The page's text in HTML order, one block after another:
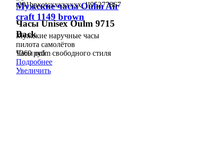
Мужские часы Oulm Air
craft 1149 brown
Мужские наручные часы
пилота самолётов
1360 руб
Подробнее
Увеличить
Часы Unisex Oulm 9715
Back
Часы oulm свободного стиля